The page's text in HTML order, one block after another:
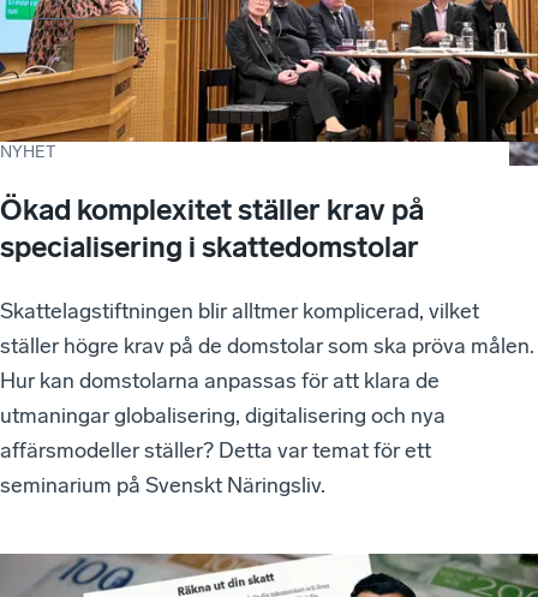
NYHET
Ökad komplexitet ställer krav på
specialisering i skattedomstolar
Skattelagstiftningen blir alltmer komplicerad, vilket
ställer högre krav på de domstolar som ska pröva målen.
Hur kan domstolarna anpassas för att klara de
utmaningar globalisering, digitalisering och nya
affärsmodeller ställer? Detta var temat för ett
seminarium på Svenskt Näringsliv.